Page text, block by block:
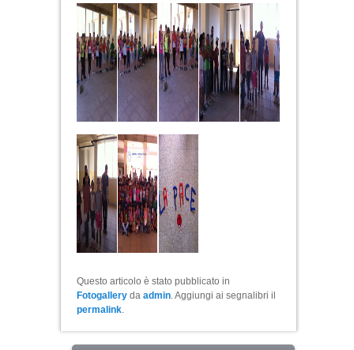
Questo articolo è stato pubblicato in
Fotogalleryda admin. Aggiungi ai segnalibri il
permalink.